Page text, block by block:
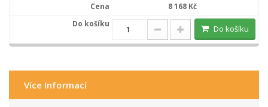
8 168 Kč
Do košíku
Více Informací